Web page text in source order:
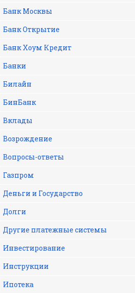
Банк Москвы
Банк Открытие
Банк Хоум Кредит
Банки
Билайн
БинБанк
Вклады
Возрождение
Вопросы-ответы
Газпром
Деньги и Государство
Долги
Другие платежные системы
Инвестирование
Инструкции
Ипотека